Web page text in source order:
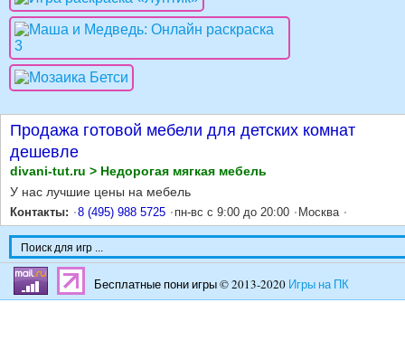
Продажа готовой мебели для детских комнат
дешевле
divani-tut.ru > Недорогая мягкая мебель
У нас лучшие цены на мебель
Контакты: 8 (495) 988 5725 пн-вс с 9:00 до 20:00 Москва
Бесплатные пони игры © 2013-2020 Игры на ПК